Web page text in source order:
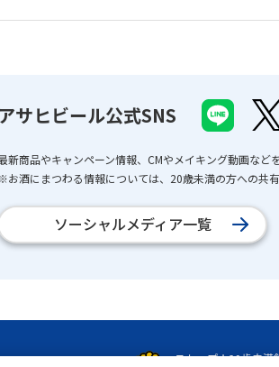
アサヒビール公式SNS
新商品やキャンペーン情報、CMやメイキング動画など
お酒にまつわる情報については、20歳未満の方への共
ソーシャルメディア一覧